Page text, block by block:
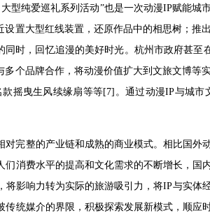
型纯爱巡礼系列活动”也是一次动漫IP赋能城
置大型红线装置，还原作品中的相思树；推
时，回忆追漫的美好时光。杭州市政府甚至
个品牌合作，将动漫价值扩大到文旅文博等
摇曳生风续缘扇等等[7]。通过动漫IP与城市
完整的产业链和成熟的商业模式。相比国外
消费水平的提高和文化需求的不断增长，国
影响力转为实际的旅游吸引力，将IP与实体
统媒介的界限，积极探索发展新模式，顺应